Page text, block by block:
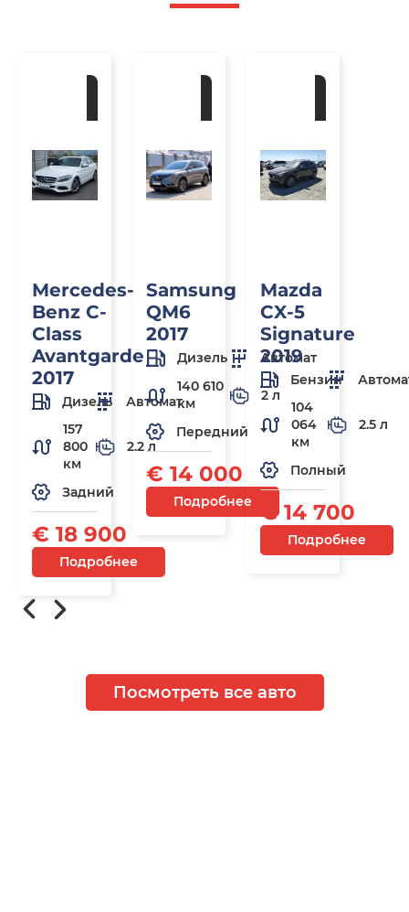
Mercedes-
Benz C-
Class
Avantgarde
2017
Дизель
Автомат
157
800
км
2.2 л
Задний
€ 18 900
Подробнее
Samsung
QM6
2017
Дизель
Автомат
140 610
км
2 л
Передний
€ 14 000
Подробнее
Mazda
CX-5
Signature
2019
Бензин
104
064
км
2.5 л
Полный
€ 14 700
Подробнее
Посмотреть все авто